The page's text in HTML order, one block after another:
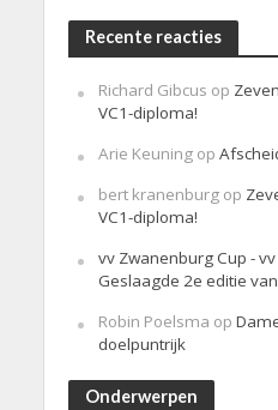
Recente reacties
Richard Gibcus op
VC1-diploma!
Arie Keuningop
bert kranenburgop
VC1-diploma!
vv Zwanenburg Cup -
Geslaagde 2e editie
Robin Poelsma op
doelpuntrijk
Onderwerpen